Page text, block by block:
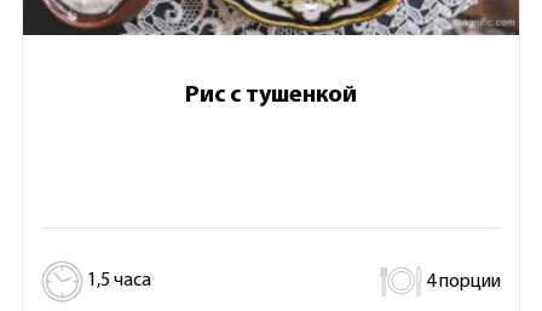
Рис с тушенкой
1,5 часа 4 порции